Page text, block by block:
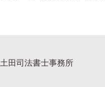
土田司法書士事務所